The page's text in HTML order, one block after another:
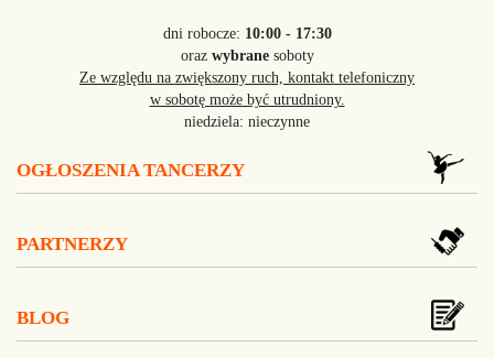
dni robocze: 10:00 - 17:30
oraz wybranesoboty
Ze względu na zwiększony ruch, kontakt telefoniczny
w sobotę może być utrudniony.
niedziela: nieczynne
OGŁOSZENIA TANCERZY
PARTNERZY
BLOG